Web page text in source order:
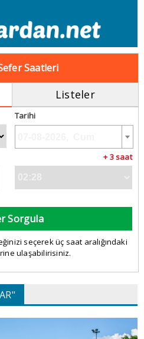
Saatleri
Listeler
Tarihi
+ 3 saat
Sorgula
seçerek üç saat aralığındaki
ulaşabilirisiniz.